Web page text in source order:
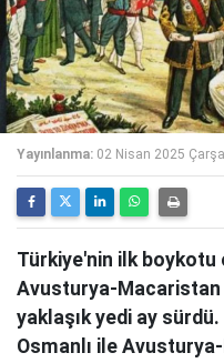
Yayınlanma: 02 Nisan 2025
Türkiye'nin ilk
Avusturya-Macaristan
yaklaşık yedi ay
Osmanlı ile